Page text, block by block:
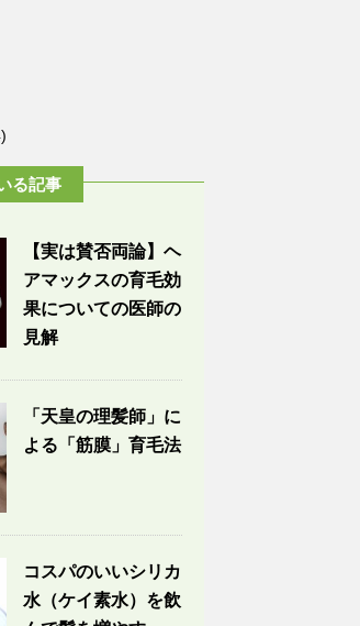
る記事
【実は賛否両論】ヘ
アマックスの育毛効
果についての医師の
見解
「天皇の理髪師」に
よる「筋膜」育毛法
コスパのいいシリカ
水（ケイ素水）を飲